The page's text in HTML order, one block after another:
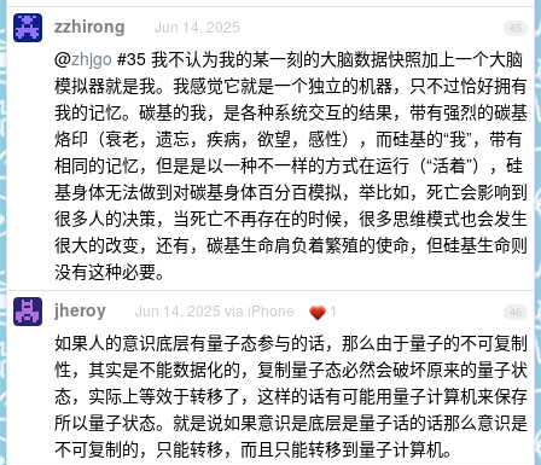
45
zzhirong Jun 14, 2025
@zhjgo #35 我不认为我的某一刻的大脑数据快照加上一个大脑
模拟器就是我。我感觉它就是一个独立的机器，只不过恰好拥有
我的记忆。碳基的我，是各种系统交互的结果，带有强烈的碳基
烙印（衰老，遗忘，疾病，欲望，感性），而硅基的“我”，带有
相同的记忆，但是是以一种不一样的方式在运行（“活着”），硅
基身体无法做到对碳基身体百分百模拟，举比如，死亡会影响到
很多人的决策，当死亡不再存在的时候，很多思维模式也会发生
很大的改变，还有，碳基生命肩负着繁殖的使命，但硅基生命则
没有这种必要。
46
jheroy Jun 14, 2025 via iPhone 1
如果人的意识底层有量子态参与的话，那么由于量子的不可复制
性，其实是不能数据化的，复制量子态必然会破坏原来的量子状
态，实际上等效于转移了，这样的话有可能用量子计算机来保存
所以量子状态。就是说如果意识是底层是量子话的话那么意识是
不可复制的，只能转移，而且只能转移到量子计算机。